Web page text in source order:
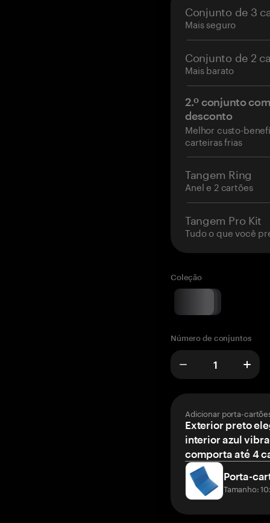
Conjunto de 3
Mais seguro
Conjunto de 2
Mais barato
2.º conjunto
desconto
Melhor custo-
carteiras frias
Tangem Ring
Anel e 2 cartões
Tangem Pro Kit
Tudo o que você
Coleção
Número de conjuntos
Adicionar porta-
Exterior preto
interior azul
comporta até 4
Porta-
Tamanho: